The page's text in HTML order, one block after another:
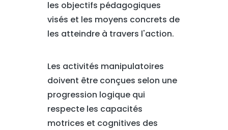
les objectifs pédagogiques
visés et les moyens concrets de
les atteindre à travers l'action.
Les activités manipulatoires
doivent être conçues selon une
progression logique qui
respecte les capacités
motrices et cognitives des